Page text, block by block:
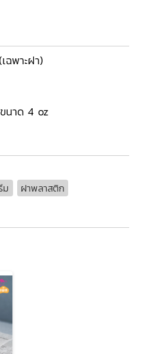
พาะฝา)
นาด 4 oz
ม ฝาพลาสติก